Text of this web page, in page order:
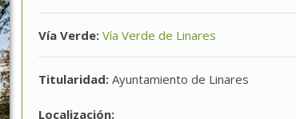
Vía Verde: Vía Verde de Linares
Titularidad: Ayuntamiento de Linares
Localización: